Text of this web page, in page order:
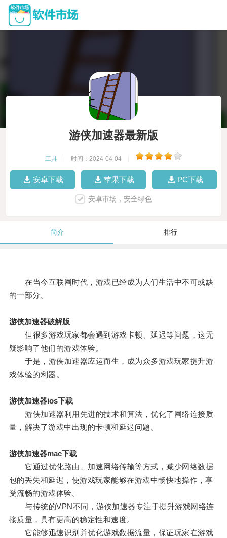
游侠加速器最新版
工具 时间：2024-04-04
安卓下载 苹果下载 PC下载
安卓市场，安全绿色
简介 排行
在当今互联网时代，游戏已经成为人们生活中不可或缺
的一部分。
游侠加速器破解版
但很多游戏玩家都会遇到游戏卡顿、延迟等问题，这无
疑影响了他们的游戏体验。
于是，游侠加速器应运而生，成为众多游戏玩家提升游
戏体验的利器。
游侠加速器ios下载
游侠加速器利用先进的技术和算法，优化了网络连接质
量，解决了游戏中出现的卡顿和延迟问题。
游侠加速器mac下载
它通过优化路由、加速网络传输等方式，减少网络数据
包的丢失和延迟，使游戏玩家能够在游戏中畅快地操作，享
受流畅的游戏体验。
与传统的VPN不同，游侠加速器专注于提升游戏网络连
接质量，具有更高的稳定性和速度。
它能够迅速识别并优化游戏数据流量，保证玩家在游戏